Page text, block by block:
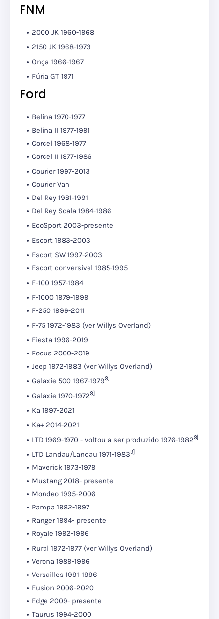
FNM
2000 JK 1960-1968
2150 JK 1968-1973
Onça 1966-1967
Fúria GT 1971
Ford
Belina 1970-1977
Belina II 1977-1991
Corcel 1968-1977
Corcel II 1977-1986
Courier 1997-2013
Courier Van
Del Rey 1981-1991
Del Rey Scala 1984-1986
EcoSport 2003-presente
Escort 1983-2003
Escort SW 1997-2003
Escort conversível 1985-1995
F-100 1957-1984
F-1000 1979-1999
F-250 1999-2011
F-75 1972-1983 (ver Willys Overland)
Fiesta 1996-2019
Focus 2000-2019
Jeep 1972-1983 (ver Willys Overland)
Galaxie 500 1967-19799]
Galaxie 1970-19729]
Ka 1997-2021
Ka+ 2014-2021
LTD 1969-1970 - voltou a ser produzido 1976-19829]
LTD Landau/Landau 1971-19839]
Maverick 1973-1979
Mustang 2018- presente
Mondeo 1995-2006
Pampa 1982-1997
Ranger 1994- presente
Royale 1992-1996
Rural 1972-1977 (ver Willys Overland)
Verona 1989-1996
Versailles 1991-1996
Fusion 2006-2020
Edge 2009- presente
Taurus 1994-2000